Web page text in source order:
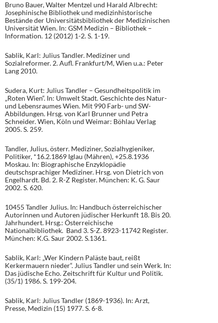
Bruno Bauer, Walter Mentzel und Harald Albrecht:
Josephinische Bibliothek und medizinhistorische
Bestände der Universitätsbibliothek der Medizinischen
Universität Wien. In: GSM Medizin – Bibliothek –
Information. 12 (2012) 1-2. S. 1-19.
Sablik, Karl: Julius Tandler. Mediziner und
Sozialreformer. 2. Aufl. Frankfurt/M, Wien u.a.: Peter
Lang 2010.
Sudera, Kurt: Julius Tandler – Gesundheitspolitik im
„Roten Wien“. In: Umwelt Stadt. Geschichte des Natur-
und Lebensraumes Wien. Mit 990 Farb- und SW-
Abbildungen. Hrsg. von Karl Brunner und Petra
Schneider. Wien, Köln und Weimar: Böhlau Verlag
2005. S. 259.
Tandler, Julius, österr. Mediziner, Sozialhygieniker,
Politiker, *16.2.1869 Iglau (Mähren), +25.8.1936
Moskau. In: Biographische Enzyklopädie
deutschsprachiger Mediziner. Hrsg. von Dietrich von
Engelhardt. Bd. 2. R-Z Register. München: K. G. Saur
2002. S. 620.
10455 Tandler Julius. In: Handbuch österreichischer
Autorinnen und Autoren jüdischer Herkunft 18. Bis 20.
Jahrhundert. Hrsg.: Österreichische
Nationalbibliothek. Band 3. S-Z. 8923-11742 Register.
München: K.G. Saur 2002. S.1361.
Sablik, Karl: „Wer Kindern Paläste baut, reißt
Kerkermauern nieder“. Julius Tandler und sein Werk. In:
Das jüdische Echo. Zeitschrift für Kultur und Politik.
(35/1) 1986. S. 199-204.
Sablik, Karl: Julius Tandler (1869-1936). In: Arzt,
Presse, Medizin (15) 1977. S. 6-8.